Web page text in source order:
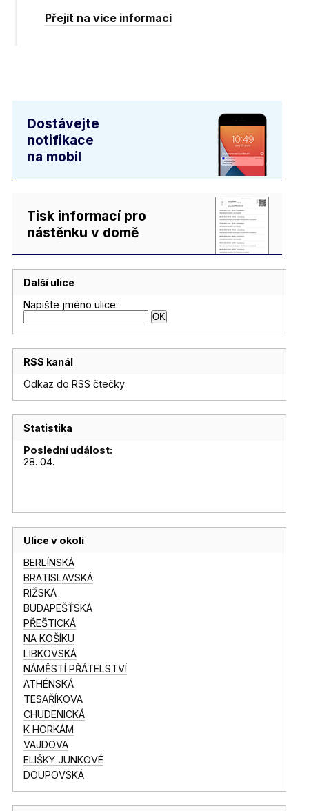
Přejít na více informací
Dostávejte
notifikace
na mobil
Tisk informací pro
nástěnku v domě
Další ulice
Napište jméno ulice:
RSS kanál
Odkaz do RSS čtečky
Statistika
Poslední událost:
28. 04.
Ulice v okolí
BERLÍNSKÁ
BRATISLAVSKÁ
RIŽSKÁ
BUDAPEŠŤSKÁ
PŘEŠTICKÁ
NA KOŠÍKU
LIBKOVSKÁ
NÁMĚSTÍ PŘÁTELSTVÍ
ATHÉNSKÁ
TESAŘÍKOVA
CHUDENICKÁ
K HORKÁM
VAJDOVA
ELIŠKY JUNKOVÉ
DOUPOVSKÁ